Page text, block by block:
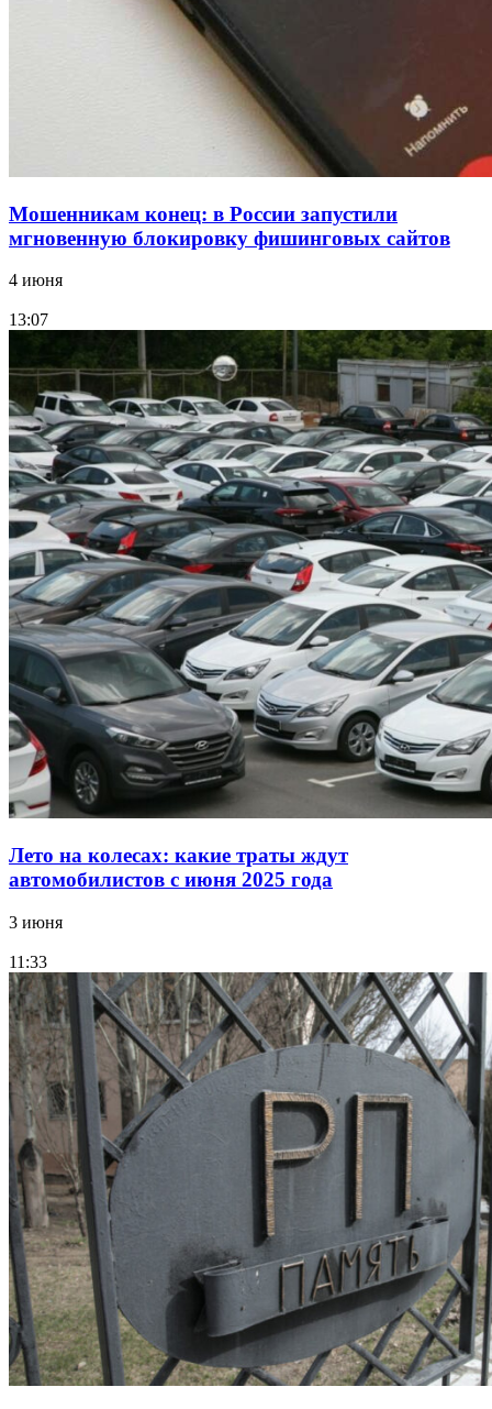
заключены контракты на 3,6 млн долларов
Мошенникам конец: в России запустили
мгновенную блокировку фишинговых сайтов
4 июня
13:07
Лето на колесах: какие траты ждут
автомобилистов с июня 2025 года
3 июня
11:33